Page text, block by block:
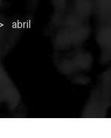
> abril